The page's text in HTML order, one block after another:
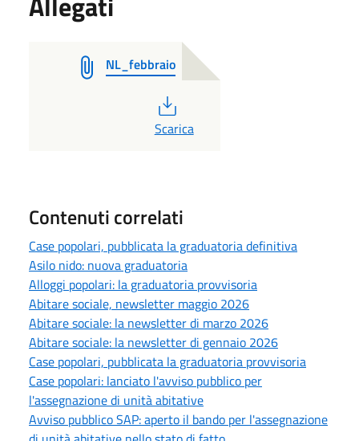
NL_febbraio
PDF
Scarica
Contenuti correlati
Case popolari, pubblicata la graduatoria definitiva
Asilo nido: nuova graduatoria
Alloggi popolari: la graduatoria provvisoria
Abitare sociale, newsletter maggio 2026
Abitare sociale: la newsletter di marzo 2026
Abitare sociale: la newsletter di gennaio 2026
Case popolari, pubblicata la graduatoria provvisoria
Case popolari: lanciato l'avviso pubblico per
l'assegnazione di unità abitative
Avviso pubblico SAP: aperto il bando per l'assegnazione